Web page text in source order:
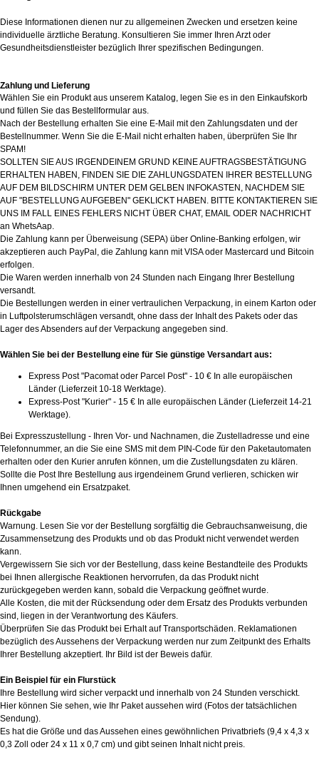
Diese Informationen dienen nur zu allgemeinen Zwecken und ersetzen keine
individuelle ärztliche Beratung. Konsultieren Sie immer Ihren Arzt oder
Gesundheitsdienstleister bezüglich Ihrer spezifischen Bedingungen.
Zahlung und Lieferung
Wählen Sie ein Produkt aus unserem Katalog, legen Sie es in den Einkaufskorb
und füllen Sie das Bestellformular aus.
Nach der Bestellung erhalten Sie eine E-Mail mit den Zahlungsdaten und der
Bestellnummer. Wenn Sie die E-Mail nicht erhalten haben, überprüfen Sie Ihr
SPAM!
SOLLTEN SIE AUS IRGENDEINEM GRUND KEINE AUFTRAGSBESTÄTIGUNG
ERHALTEN HABEN, FINDEN SIE DIE ZAHLUNGSDATEN IHRER BESTELLUNG
AUF DEM BILDSCHIRM UNTER DEM GELBEN INFOKASTEN, NACHDEM SIE
AUF "BESTELLUNG AUFGEBEN" GEKLICKT HABEN. BITTE KONTAKTIEREN SIE
UNS IM FALL EINES FEHLERS NICHT ÜBER CHAT, EMAIL ODER NACHRICHT
an WhetsAap.
Die Zahlung kann per Überweisung (SEPA) über Online-Banking erfolgen, wir
akzeptieren auch PayPal, die Zahlung kann mit VISA oder Mastercard und Bitcoin
erfolgen.
Die Waren werden innerhalb von 24 Stunden nach Eingang Ihrer Bestellung
versandt.
Die Bestellungen werden in einer vertraulichen Verpackung, in einem Karton oder
in Luftpolsterumschlägen versandt, ohne dass der Inhalt des Pakets oder das
Lager des Absenders auf der Verpackung angegeben sind.
Wählen Sie bei der Bestellung eine für Sie günstige Versandart aus:
Express Post "Pacomat oder Parcel Post" - 10 € In alle europäischen
Länder (Lieferzeit 10-18 Werktage).
Express-Post "Kurier" - 15 € In alle europäischen Länder (Lieferzeit 14-21
Werktage).
Bei Expresszustellung - Ihren Vor- und Nachnamen, die Zustelladresse und eine
Telefonnummer, an die Sie eine SMS mit dem PIN-Code für den Paketautomaten
erhalten oder den Kurier anrufen können, um die Zustellungsdaten zu klären.
Sollte die Post Ihre Bestellung aus irgendeinem Grund verlieren, schicken wir
Ihnen umgehend ein Ersatzpaket.
Rückgabe
Warnung. Lesen Sie vor der Bestellung sorgfältig die Gebrauchsanweisung, die
Zusammensetzung des Produkts und ob das Produkt nicht verwendet werden
kann.
Vergewissern Sie sich vor der Bestellung, dass keine Bestandteile des Produkts
bei Ihnen allergische Reaktionen hervorrufen, da das Produkt nicht
zurückgegeben werden kann, sobald die Verpackung geöffnet wurde.
Alle Kosten, die mit der Rücksendung oder dem Ersatz des Produkts verbunden
sind, liegen in der Verantwortung des Käufers.
Überprüfen Sie das Produkt bei Erhalt auf Transportschäden. Reklamationen
bezüglich des Aussehens der Verpackung werden nur zum Zeitpunkt des Erhalts
Ihrer Bestellung akzeptiert. Ihr Bild ist der Beweis dafür.
Ein Beispiel für ein Flurstück
Ihre Bestellung wird sicher verpackt und innerhalb von 24 Stunden verschickt.
Hier können Sie sehen, wie Ihr Paket aussehen wird (Fotos der tatsächlichen
Sendung).
Es hat die Größe und das Aussehen eines gewöhnlichen Privatbriefs (9,4 x 4,3 x
0,3 Zoll oder 24 x 11 x 0,7 cm) und gibt seinen Inhalt nicht preis.